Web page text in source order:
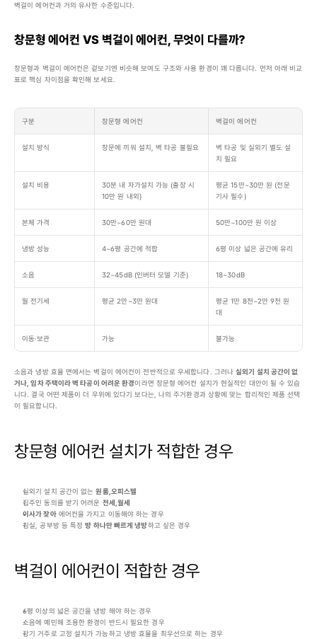
벽걸이 에어컨과 거의 유사한 수준입니다.
창문형 에어컨 VS 벽걸이 에어컨, 무엇이 다를까?
창문형과 벽걸이 에어컨은 겉보기엔 비슷해 보여도 구조와 사용 환경이 꽤 다릅니다. 먼저 아래 비교
표로 핵심 차이점을 확인해 보세요.
구분 창문형 에어컨 벽걸이 에어컨
설치 방식 창문에 끼워 설치, 벽 타공 불필요
벽 타공 및 실외기 별도 설
치 필요
설치 비용
30분 내 자가설치 가능 (출장 시
10만 원 내외)
평균 15만~30만 원 (전문
기사 필수)
본체 가격 30만~60만 원대 50만~100만 원 이상
냉방 성능 4~6평 공간에 적합 6평 이상 넓은 공간에 유리
소음 32~45dB (인버터 모델 기준) 18~30dB
월 전기세 평균 2만~3만 원대
평균 1만 8천~2만 9천 원
대
이동·보관 가능 불가능
소음과 냉방 효율 면에서는 벽걸이 에어컨이 전반적으로 우세합니다. 그러나 실외기 설치 공간이 없
거나, 임차 주택이라 벽 타공이 어려운 환경이라면 창문형 에어컨 설치가 현실적인 대안이 될 수 있습
니다. 결국 어떤 제품이 더 우위에 있다기 보다는, 나의 주거환경과 상황에 맞는 합리적인 제품 선택
이 필요합니다.
창문형 에어컨 설치가 적합한 경우
실외기 설치 공간이 없는 원룸,오피스텔
집주인 동의를 받기 어려운 전세,월세
이사가 잦아 에어컨을 가지고 이동해야 하는 경우
침실, 공부방 등 특정 방 하나만 빠르게 냉방하고 싶은 경우
벽걸이 에어컨이 적합한 경우
6평 이상의 넓은 공간을 냉방 해야 하는 경우
소음에 예민해 조용한 환경이 반드시 필요한 경우
장기 거주로 고정 설치가 가능하고 냉방 효율을 최우선으로 하는 경우